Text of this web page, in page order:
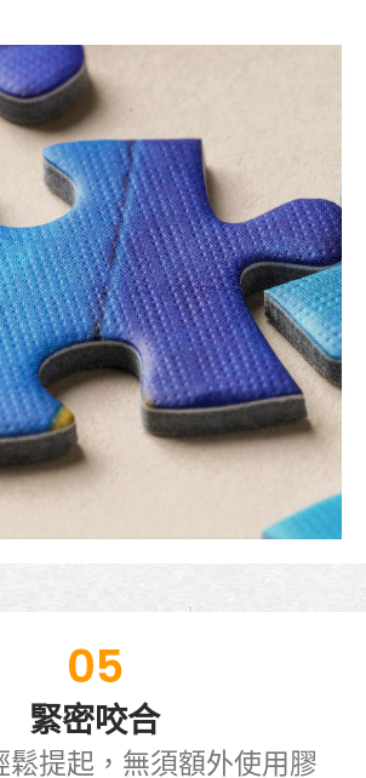
05
緊密咬合
鬆提起，無須額外使用膠